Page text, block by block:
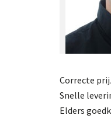
Correcte
Snelle
Elders